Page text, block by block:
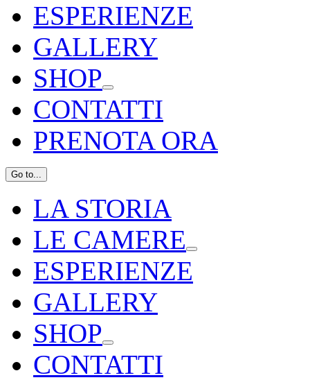
ESPERIENZE
GALLERY
SHOP
CONTATTI
PRENOTA ORA
Go to...
LA STORIA
LE CAMERE
ESPERIENZE
GALLERY
SHOP
CONTATTI